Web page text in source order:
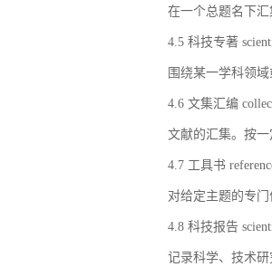
在一个总题名下
4.5 科技专著
围绕某一学科领
4.6 文集汇编
文献的汇集。按
4.7 工具书
对给定主题的专
4.8 科技报告
记录科学、技术